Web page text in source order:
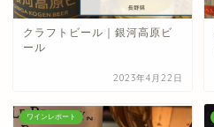
クラフトビール｜銀河高原ビ
ール
2023年4月22日
ワインレポート